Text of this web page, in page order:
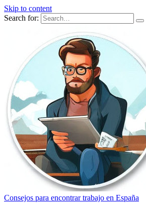
Skip to content
Search for:
Consejos para encontrar trabajo en España